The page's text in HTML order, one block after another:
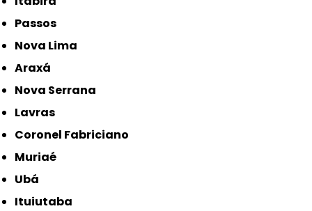
Passos
Nova Lima
Araxá
Nova Serrana
Lavras
Coronel Fabriciano
Muriaé
Ubá
Ituiutaba